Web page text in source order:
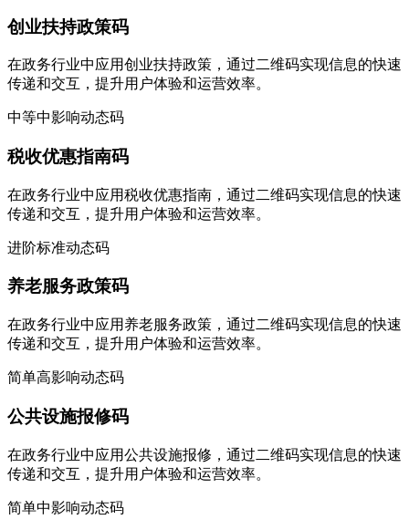
创业扶持政策码
在政务行业中应用创业扶持政策，通过二维码实现信息的快速
传递和交互，提升用户体验和运营效率。
中等中影响动态码
税收优惠指南码
在政务行业中应用税收优惠指南，通过二维码实现信息的快速
传递和交互，提升用户体验和运营效率。
进阶标准动态码
养老服务政策码
在政务行业中应用养老服务政策，通过二维码实现信息的快速
传递和交互，提升用户体验和运营效率。
简单高影响动态码
公共设施报修码
在政务行业中应用公共设施报修，通过二维码实现信息的快速
传递和交互，提升用户体验和运营效率。
简单中影响动态码